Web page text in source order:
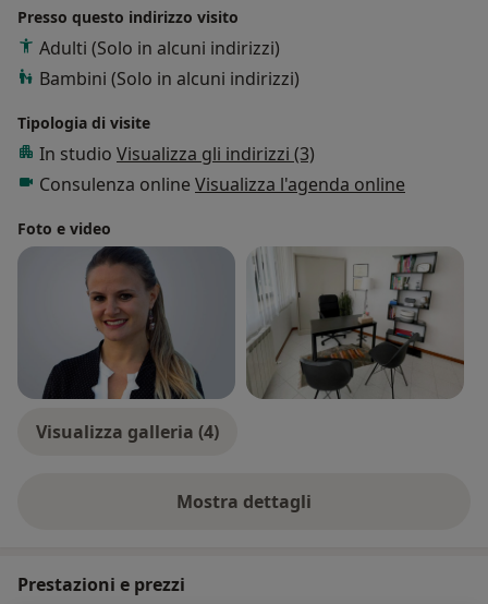
per migliorare i miei servizi e offrire il massimo
sostegno ai miei pazienti. Per questo motivo investo
molto nella formazione continua.
Presso questo indirizzo visito
Adulti (Solo in alcuni indirizzi)
Bambini (Solo in alcuni indirizzi)
Tipologia di visite
In studio Visualizza gli indirizzi (3)
Consulenza online Visualizza l'agenda online
Foto e video
Visualizza galleria (4)
Mostra dettagli
sull'esperienza
Prestazioni e prezzi